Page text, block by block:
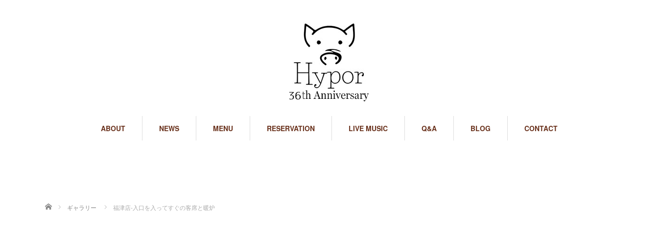
ABOUT NEWS MENU RESERVATION LIVE MUSIC Q&A BLOG CONTACT
ホーム ギャラリー 福津店-入口を入ってすぐの客席と暖炉